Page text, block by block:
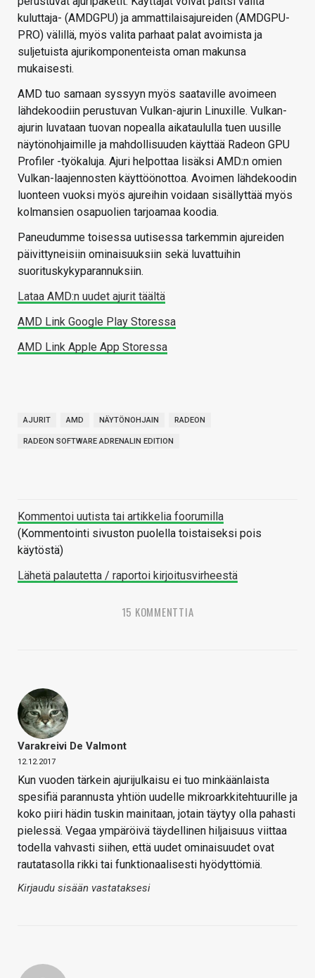
kuluttaja- (AMDGPU) ja ammattilaisajureiden (AMDGPU-
PRO) välillä, myös valita parhaat palat avoimista ja
suljetuista ajurikomponenteista oman makunsa
mukaisesti.
AMD tuo samaan syssyyn myös saataville avoimeen
lähdekoodiin perustuvan Vulkan-ajurin Linuxille. Vulkan-
ajurin luvataan tuovan nopealla aikataululla tuen uusille
näytönohjaimille ja mahdollisuuden käyttää Radeon GPU
Profiler -työkaluja. Ajuri helpottaa lisäksi AMD:n omien
Vulkan-laajennosten käyttöönottoa. Avoimen lähdekoodin
luonteen vuoksi myös ajureihin voidaan sisällyttää myös
kolmansien osapuolien tarjoamaa koodia.
Paneudumme toisessa uutisessa tarkemmin ajureiden
päivittyneisiin ominaisuuksiin sekä luvattuihin
suorituskykyparannuksiin.
Lataa AMD:n uudet ajurit täältä
AMD Link Google Play Storessa
AMD Link Apple App Storessa
AJURIT AMD NÄYTÖNOHJAIN RADEON
RADEON SOFTWARE ADRENALIN EDITION
Kommentoi uutista tai artikkelia foorumilla
(Kommentointi sivuston puolella toistaiseksi pois
käytöstä)
Lähetä palautetta / raportoi kirjoitusvirheestä
15 KOMMENTTIA
Varakreivi De Valmont
12.12.2017
Kun vuoden tärkein ajurijulkaisu ei tuo minkäänlaista
spesifiä parannusta yhtiön uudelle mikroarkkitehtuurille ja
koko piiri hädin tuskin mainitaan, jotain täytyy olla pahasti
pielessä. Vegaa ympäröivä täydellinen hiljaisuus viittaa
todella vahvasti siihen, että uudet ominaisuudet ovat
rautatasolla rikki tai funktionaalisesti hyödyttömiä.
Kirjaudu sisään vastataksesi